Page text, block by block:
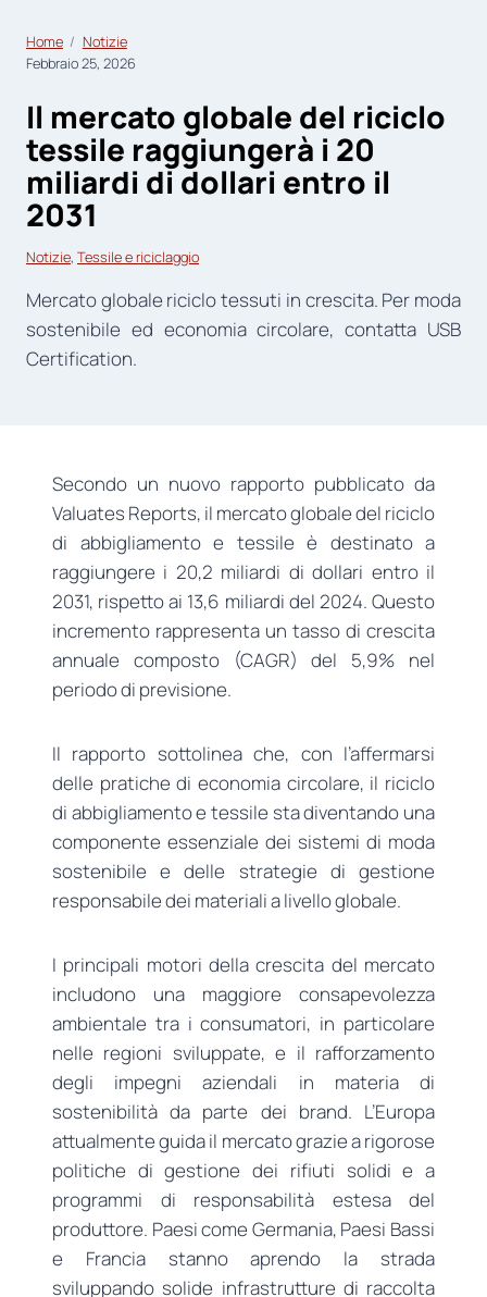
Home
Notizie
Febbraio 25, 2026
Il mercato globale del riciclo
tessile raggiungerà i 20
miliardi di dollari entro il
2031
Notizie, Tessile e riciclaggio
Mercato globale riciclo tessuti in crescita. Per moda
sostenibile ed economia circolare, contatta USB
Certification.
Secondo un nuovo rapporto pubblicato da
Valuates Reports, il mercato globale del riciclo
di abbigliamento e tessile è destinato a
raggiungere i 20,2 miliardi di dollari entro il
2031, rispetto ai 13,6 miliardi del 2024. Questo
incremento rappresenta un tasso di crescita
annuale composto (CAGR) del 5,9% nel
periodo di previsione.
Il rapporto sottolinea che, con l’affermarsi
delle pratiche di economia circolare, il riciclo
di abbigliamento e tessile sta diventando una
componente essenziale dei sistemi di moda
sostenibile e delle strategie di gestione
responsabile dei materiali a livello globale.
I principali motori della crescita del mercato
includono una maggiore consapevolezza
ambientale tra i consumatori, in particolare
nelle regioni sviluppate, e il rafforzamento
degli impegni aziendali in materia di
sostenibilità da parte dei brand. L’Europa
attualmente guida il mercato grazie a rigorose
politiche di gestione dei rifiuti solidi e a
programmi di responsabilità estesa del
produttore. Paesi come Germania, Paesi Bassi
e Francia stanno aprendo la strada
sviluppando solide infrastrutture di raccolta